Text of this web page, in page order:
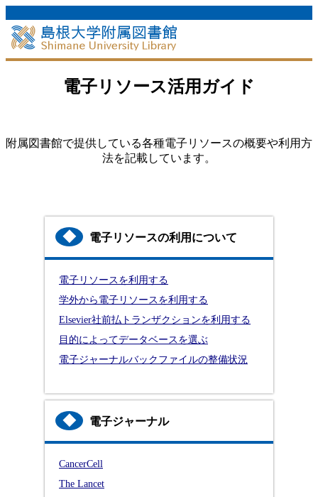
電子リソース活用ガイド
附属図書館で提供している各種電子リソースの概要や利用方
法を記載しています。
◆ 電子リソースの利用について
電子リソースを利用する
学外から電子リソースを利用する
Elsevier社前払トランザクションを利用する
目的によってデータベースを選ぶ
電子ジャーナルバックファイルの整備状況
◆ 電子ジャーナル
CancerCell
The Lancet